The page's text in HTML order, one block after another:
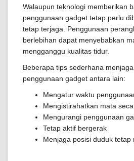
Walaupun teknologi memberikan
penggunaan gadget tetap perlu
tetap terjaga. Penggunaan
berlebihan dapat menyebabkan
mengganggu kualitas tidur.
Beberapa tips sederhana
penggunaan gadget antara lain:
Mengatur waktu
Mengistirahatkan mata
Mengurangi penggunaan
Tetap aktif bergerak
Menjaga posisi duduk tetap